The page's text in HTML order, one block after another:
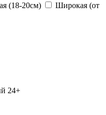
(18-20см)
Широкая (от
24+